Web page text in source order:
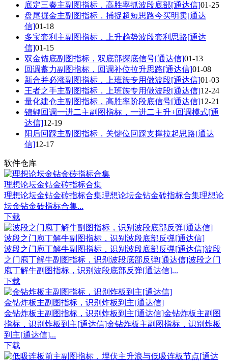
底定三秦主副图指标，高胜率抓波段底部[通达信]01-25
盘尾掘金主副图指标，捕捉超短思路今买明卖[通达
信]01-18
多宝套利主副图指标，上升趋势波段套利思路[通达
信]01-15
双金锚底副图指标，双底部探底信号[通达信]01-13
回调蓄力副图指标，回调补位拉升思路[通达信]01-08
新合并必涨副图指标，上班族专用做波段[通达信]01-03
王者之手主副图指标，上班族专用做波段[通达信]12-24
量化建仓主副图指标，高胜率阶段底信号[通达信]12-21
锦鲤回调一进二主副图指标，一进二主升+回调模式[通
达信]12-19
阳后回踩主副图指标，关键位回踩支撑拉起思路[通达
信]12-17
软件仓库
理想论坛金钻金砖指标合集
理想论坛金钻金砖指标合集理想论坛金钻金砖指标合集理想论
坛金钻金砖指标合集...
下载
波段之门庖丁解牛副图指标，识别波段底部反弹[通达信]
波段之门庖丁解牛副图指标，识别波段底部反弹[通达信]波段
之门庖丁解牛副图指标，识别波段底部反弹[通达信]波段之门
庖丁解牛副图指标，识别波段底部反弹[通达信]...
下载
金钻炸板主副图指标，识别炸板到主[通达信]
金钻炸板主副图指标，识别炸板到主[通达信]金钻炸板主副图
指标，识别炸板到主[通达信]金钻炸板主副图指标，识别炸板
到主[通达信]...
下载